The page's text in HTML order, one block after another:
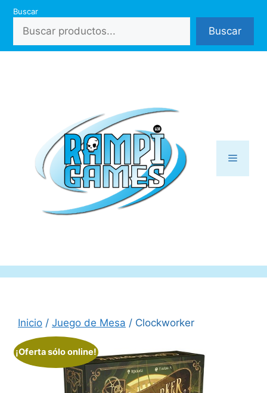
Saltar
contenido
Buscar
Buscar
Menú
Inicio / Juego de Mesa / Clockworker
¡Oferta sólo online!